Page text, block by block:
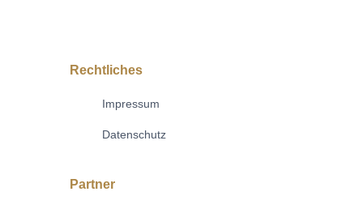
Rechtliches
Impressum
Datenschutz
Partner